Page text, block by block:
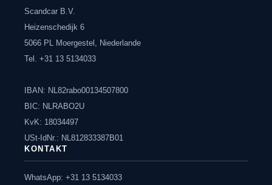
Scandcar B.V.
Heizenschedijk 6
5066 PL Moergestel, Niederlande
Tel. +31 13 5134033
IBAN: NL82rabo00134507800
BIC: NLRABO2U
KvK: 18034497
USt-IdNr.: NL812833387B01
KONTAKT
WhatsApp: +31 13 5134033